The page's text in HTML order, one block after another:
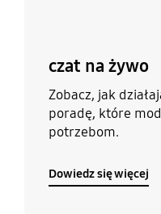
czat na żywo
Zobacz, jak
poradę, które
potrzebom.
Dowiedz się więcej